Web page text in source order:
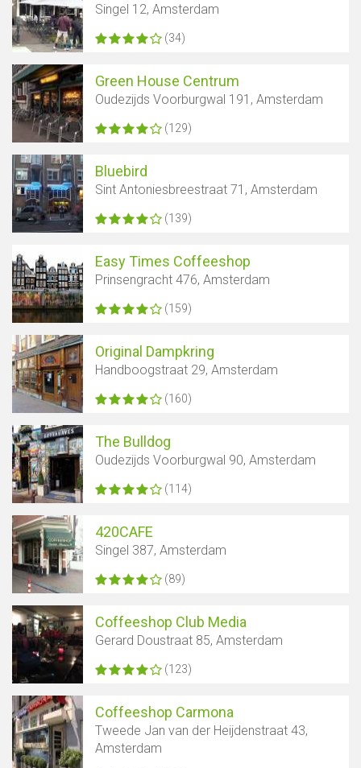
Singel 12, Amsterdam
(34)
Green House Centrum
Oudezijds Voorburgwal 191, Amsterdam
(129)
Bluebird
Sint Antoniesbreestraat 71, Amsterdam
(139)
Easy Times Coffeeshop
Prinsengracht 476, Amsterdam
(159)
Original Dampkring
Handboogstraat 29, Amsterdam
(160)
The Bulldog
Oudezijds Voorburgwal 90, Amsterdam
(114)
420CAFE
Singel 387, Amsterdam
(89)
Coffeeshop Club Media
Gerard Doustraat 85, Amsterdam
(123)
Coffeeshop Carmona
Tweede Jan van der Heijdenstraat 43,
Amsterdam